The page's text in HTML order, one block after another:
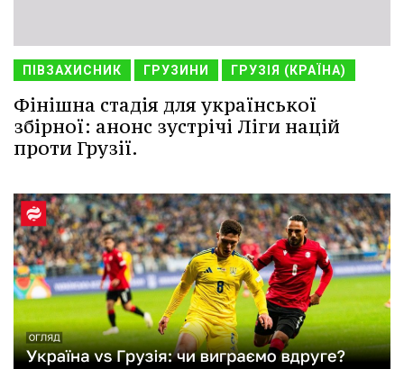
ПІВЗАХИСНИК ГРУЗИНИ ГРУЗІЯ (КРАЇНА)
Фінішна стадія для української
збірної: анонс зустрічі Ліги націй
проти Грузії.